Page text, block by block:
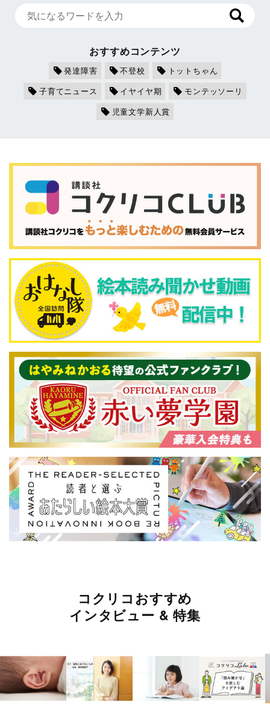
おすすめコンテンツ
発達障害 不登校
トットちゃん
子育てニュース
イヤイヤ期
モンテッソーリ
児童文学新人賞
コクリコおすすめ
インタビュー & 特集